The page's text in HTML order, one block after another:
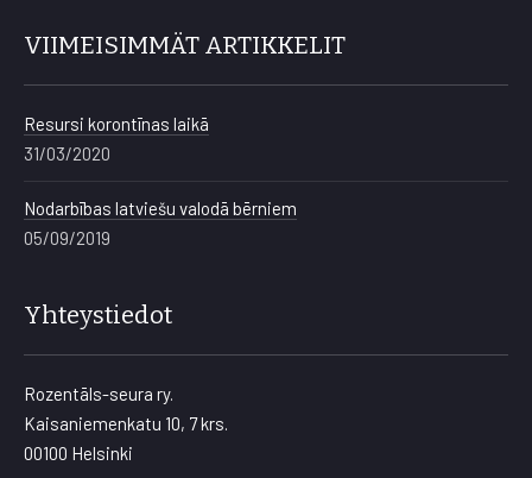
VIIMEISIMMÄT ARTIKKELIT
Resursi korontīnas laikā
31/03/2020
Nodarbības latviešu valodā bērniem
05/09/2019
Yhteystiedot
Rozentāls-seura ry.
Kaisaniemenkatu 10, 7 krs.
00100 Helsinki